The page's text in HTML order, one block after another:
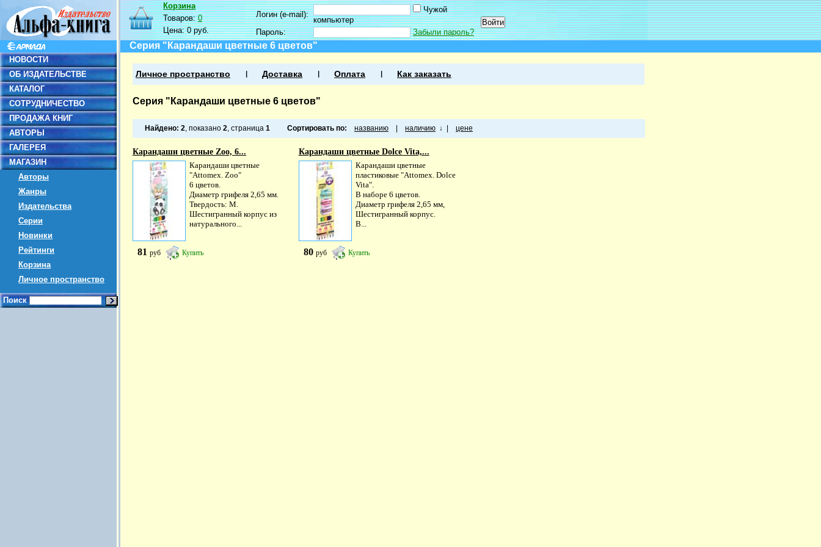
НОВОСТИ
ОБ ИЗДАТЕЛЬСТВЕ
КАТАЛОГ
СОТРУДНИЧЕСТВО
ПРОДАЖА КНИГ
АВТОРЫ
ГАЛЕРЕЯ
МАГАЗИН
Авторы
Жанры
Издательства
Серии
Новинки
Рейтинги
Корзина
Личное пространство
Поиск
Корзина
Товаров:0
Цена:0 руб.
Логин (e-mail):
Чужой
компьютер
Пароль:
Забыли пароль?
Серия "Карандаши цветные 6 цветов"
Личное пространство Доставка Оплата Как заказать
Серия "Карандаши цветные 6 цветов"
Найдено: 2, показано 2, страница 1 Сортировать по: названию наличию ↓ цене
Карандаши цветные Zoo, 6...
Карандаши цветные
"Attomex. Zoo"
6 цветов.
Диаметр грифеля 2,65 мм.
Твердость: М.
Шестигранный корпус из
натурального...
81 руб Купить
Карандаши цветные Dolce Vita,...
Карандаши цветные
пластиковые "Attomex. Dolce
Vita".
В наборе 6 цветов.
Диаметр грифеля 2,65 мм,
Шестигранный корпус.
В...
80 руб Купить